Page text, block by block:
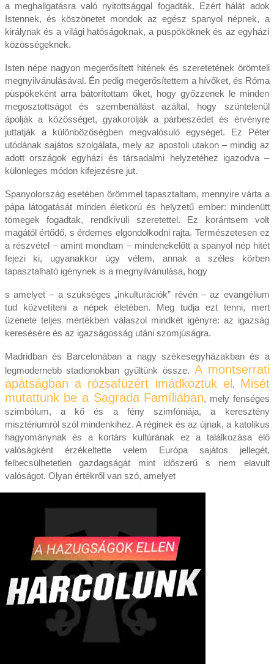
a meghallgatásra való nyitottsággal fogadták. Ezért hálát adok
Istennek, és köszönetet mondok az egész spanyol népnek, a
királynak és a világi hatóságoknak, a püspököknek és az egyházi
közösségeknek.
Isten népe nagyon megerősített hitének és szeretetének örömteli
megnyilvánulásával. Én pedig megerősítettem a hívőket, és Róma
püspökeként arra bátorítottam őket, hogy győzzenek le minden
megosztottságot és szembenállást azáltal, hogy szüntelenül
ápolják a közösséget, gyakorolják a párbeszédet és érvényre
juttatják a különbözőségben megvalósuló egységet. Ez Péter
utódának sajátos szolgálata, mely az apostoli utakon – mindig az
adott országok egyházi és társadalmi helyzetéhez igazodva –
különleges módon kifejezésre jut.
Spanyolország esetében örömmel tapasztaltam, mennyire várta a
pápa látogatását minden életkorú és helyzetű ember: mindenütt
tömegek fogadtak, rendkívüli szeretettel. Ez korántsem volt
magától értődő, s érdemes elgondolkodni rajta. Természetesen ez
a részvétel – amint mondtam – mindenekelőtt a spanyol nép hitét
fejezi ki, ugyanakkor úgy vélem, annak a széles körben
tapasztalható igénynek is a megnyilvánulása, hogy
s amelyet – a szükséges „inkulturációk” révén – az evangélium
tud közvetíteni a népek életében. Meg tudja ezt tenni, mert
üzenete teljes mértékben válaszol mindkét igényre: az igazság
keresésére és az igazságosság utáni szomjúságra.
Madridban és Barcelonában a nagy székesegyházakban és a
legmodernebb stadionokban gyűltünk össze. A montserrati
apátságban a rózsafüzért imádkoztuk el . Misét
mutattunk be a Sagrada Famíliában, mely fenséges
szimbólum, a kő és a fény szimfóniája, a keresztény
misztériumról szól mindenkihez. A réginek és az újnak, a katolikus
hagyománynak és a kortárs kultúrának ez a találkozása élő
valóságként érzékeltette velem Európa sajátos jellegét,
felbecsülhetetlen gazdagságát mint időszerű s nem elavult
valóságot. Olyan értékről van szó, amelyet